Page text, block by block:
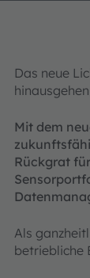
Das neue
hinausgehen
Mit dem
Rückgrat
Als
betriebliche